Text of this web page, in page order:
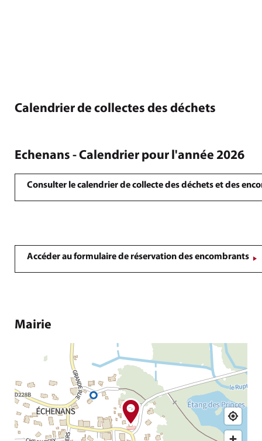
Calendrier de collectes des déchets
Echenans - Calendrier pour l'année 2026
Consulter le calendrier de collecte des déchets et des
Accéder au formulaire de réservation des encombrants
Mairie